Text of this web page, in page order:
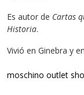
Es autor de Cartas
Historia.
Vivió en Ginebra y
moschino outlet